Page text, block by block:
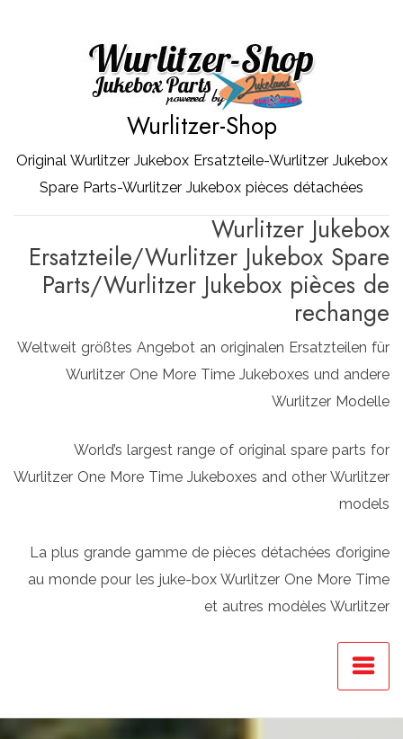
Wurlitzer-Shop
Original Wurlitzer Jukebox Ersatzteile-Wurlitzer Jukebox
Spare Parts-Wurlitzer Jukebox pièces détachées
Wurlitzer Jukebox
Ersatzteile/Wurlitzer Jukebox Spare
Parts/Wurlitzer Jukebox pièces de
rechange
Weltweit größtes Angebot an originalen Ersatzteilen für
Wurlitzer One More Time Jukeboxes und andere
Wurlitzer Modelle
World’s largest range of original spare parts for
Wurlitzer One More Time Jukeboxes and other Wurlitzer
models
La plus grande gamme de pièces détachées d’origine
au monde pour les juke-box Wurlitzer One More Time
et autres modèles Wurlitzer